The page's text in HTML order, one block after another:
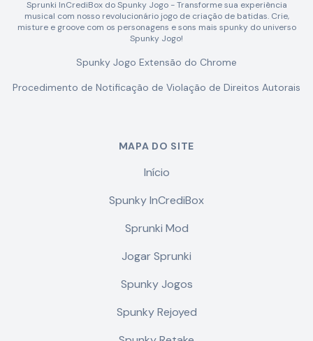
Sprunki InCrediBox do Spunky Jogo - Transforme sua experiência
musical com nosso revolucionário jogo de criação de batidas. Crie,
misture e groove com os personagens e sons mais spunky do universo
Spunky Jogo!
Spunky Jogo Extensão do Chrome
Procedimento de Notificação de Violação de Direitos Autorais
MAPA DO SITE
Início
Spunky InCrediBox
Sprunki Mod
Jogar Sprunki
Spunky Jogos
Spunky Rejoyed